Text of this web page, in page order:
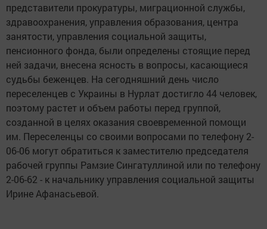
представители прокуратуры, миграционной службы,
здравоохранения, управления образования, центра
занятости, управления социальной защиты,
пенсионного фонда, были определены стоящие перед
ней задачи, внесена ясность в вопросы, касающиеся
судьбы беженцев. На сегодняшний день число
переселенцев с Украины в Нурлат достигло 44 человек,
поэтому растет и объем работы перед группой,
созданной в целях оказания своевременной помощи
им. Переселенцы со своими вопросами по телефону 2-
06-06 могут обратиться к заместителю председателя
рабочей группы Рамзие Сингатуллиной или по телефону
2-06-62 - к начальнику управления социальной защиты
Ирине Афанасьевой.